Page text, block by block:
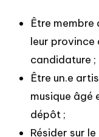
Être membre
leur province
candidature ;
Être un.e
musique âgé
dépôt ;
Résider sur